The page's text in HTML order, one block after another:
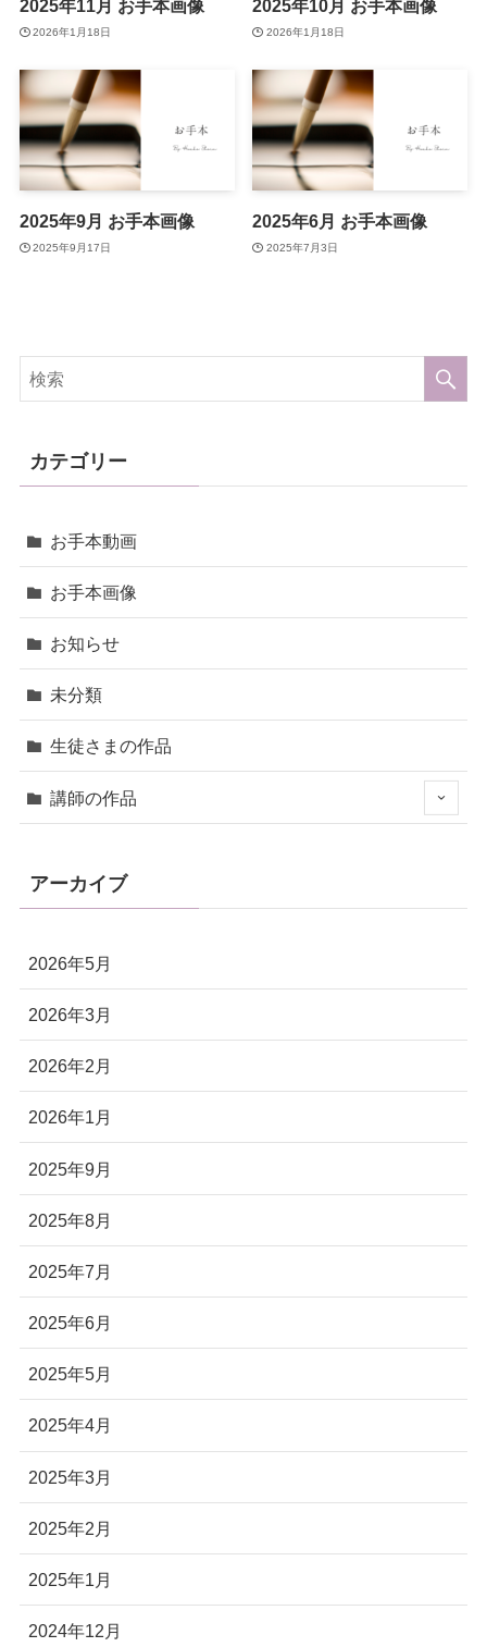
2025年11月 お手本画像
2026年1月18日
2025年10月 お手本画像
2026年1月18日
2025年9月 お手本画像
2025年9月17日
2025年6月 お手本画像
2025年7月3日
カテゴリー
お手本動画
お手本画像
お知らせ
未分類
生徒さまの作品
講師の作品
アーカイブ
2026年5月
2026年3月
2026年2月
2026年1月
2025年9月
2025年8月
2025年7月
2025年6月
2025年5月
2025年4月
2025年3月
2025年2月
2025年1月
2024年12月